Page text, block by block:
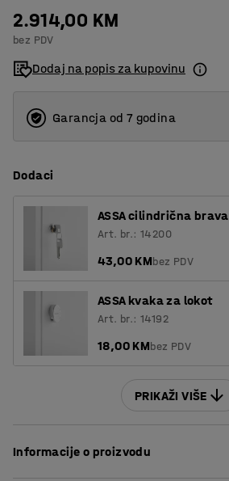
4
6
8
2.914,00 KM
bez PDV
Dodaj na popis za kupovinu
Garancja od 7 godina
Dodaci
ASSA cilindrična brava
Art. br.: 14200
43,00 KMbez PDV
ASSA kvaka za lokot
Art. br.: 14192
18,00 KMbez PDV
PRIKAŽI VIŠE
Informacije o proizvodu